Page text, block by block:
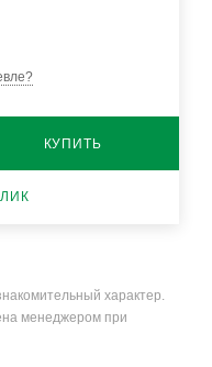
КУПИТЬ
характер.
менеджером при